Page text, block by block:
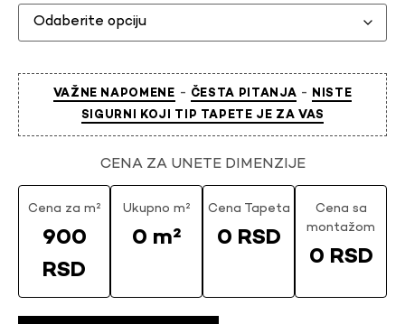
VAŽNE NAPOMENE - ČESTA PITANJA - NISTE
SIGURNI KOJI TIP TAPETE JE ZA VAS
CENA ZA UNETE DIMENZIJE
Cena za m²
900
RSD
Ukupno m²
0 m²
Cena Tapeta
0 RSD
Cena sa
montažom
0 RSD